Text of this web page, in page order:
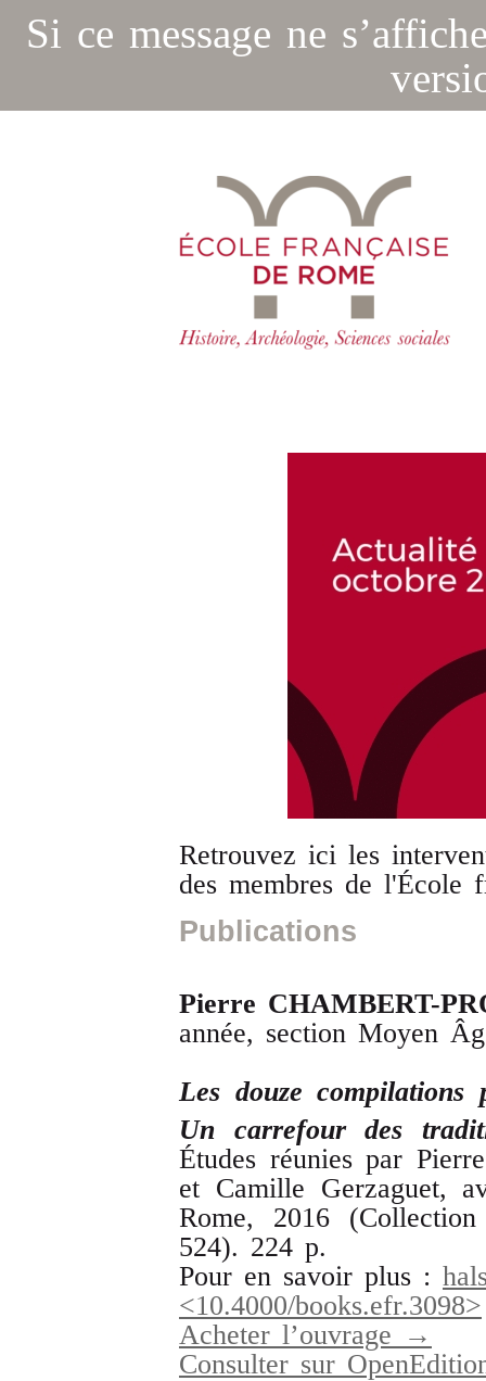
Si ce message ne
Retrouvez ici les
des membres de l'École
Publications
Pierre CHAMBERT-
année, section Moyen
Les douze compilations
Un
carrefour des
Études réunies par
et Camille Gerzaguet,
Rome, 2016
524). 224 p.
Pour en savoir plus :
<10.4000/books.efr.3098>
Acheter l’ouvrage →
Consulter sur